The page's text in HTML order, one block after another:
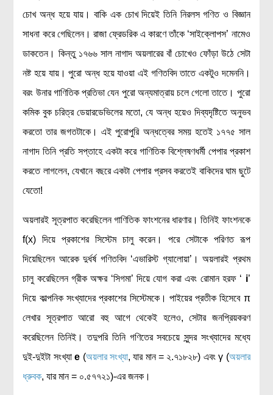
চোখ অন্ধ হয়ে যায়। বাকি এক চোখ দিয়েই তিনি নিরলস গণিত ও বিজ্ঞান
সাধনা করে গেছিলেন। রাজা ফ্রেডরিক এ কারণে তাঁকে ‘সাইক্লোপস’ নামেও
ডাকতেন। কিন্তু ১৭৬৬ সাল নাগাদ অয়লারের বাঁ চোখেও ফোঁড়া উঠে সেটা
নষ্ট হয়ে যায়। পুরো অন্ধ হয়ে যাওয়া এই গণিতবিদ তাতে একটুও দমেননি।
বরং উনার গাণিতিক প্রতিভা যেন পুরো অন্যমাত্রায় চলে গেলো তাতে। পুরো
কমিক বুক চরিত্র ডেয়ারডেভিলের মতো, যে অন্ধ হয়েও দিব্যদৃষ্টিতে অনুভব
করতো তার জগতটাকে। এই পুরোপুরি অন্ধত্বের সময় হতেই ১৭৭৫ সাল
নাগাদ তিনি প্রতি সপ্তাহে একটা করে গাণিতিক বিশ্লেষণধর্মী পেপার প্রকাশ
করতে লাগলেন, যেখানে বছরে একটা পেপার প্রসব করতেই বাকিদের ঘাম ছুটে
যেতো!
অয়লারই সূত্রপাত করেছিলেন গাণিতিক ফাংশনের ধারণার। তিনিই ফাংশনকে
f(x) দিয়ে প্রকাশের সিস্টেম চালু করেন। পরে সেটাকে পরিণত রূপ
দিয়েছিলেন আরেক দুর্ধর্ষ গণিতবিদ ‘এভারিস্ট গ্যালোয়া’। অয়লারই প্রথম
চালু করেছিলেন গ্রীক অক্ষর ‘সিগমা’ দিয়ে যোগ করা এবং রোমান হরফ ‘ i’
দিয়ে কাল্পনিক সংখ্যাদের প্রকাশের সিস্টেমকে। পাইয়ের প্রতীক হিসেবে π
লেখার সূত্রপাত আরো বহু আগে থেকেই হলেও, সেটার জনপ্রিয়করণ
করেছিলেন তিনিই। তদুপরি তিনি গণিতের সবচেয়ে সুন্দর সংখ্যাদের মধ্যে
দুই-দুইটা সংখ্যাe (অয়লার সংখ্যা, যার মান = ২.৭১৮২৮) এবং γ (অয়লার
ধ্রুবক, যার মান = ০.৫৭৭২১)-এর জনক।